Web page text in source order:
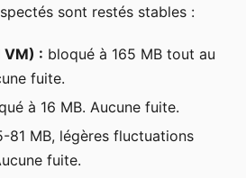
sont restés stables :
VM) : bloqué à 165 MB tout au
fuite.
à 16 MB. Aucune fuite.
81 MB, légères fluctuations
fuite.